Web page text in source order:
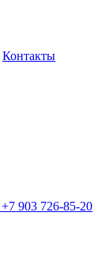
Контакты
+7 903 726-85-20